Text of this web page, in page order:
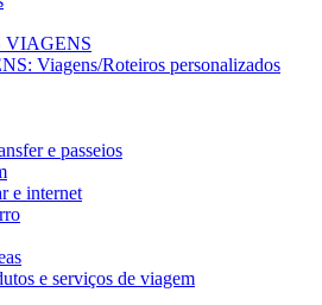
VIAGENS
Viagens/Roteiros personalizados
e passeios
e internet
e serviços de viagem